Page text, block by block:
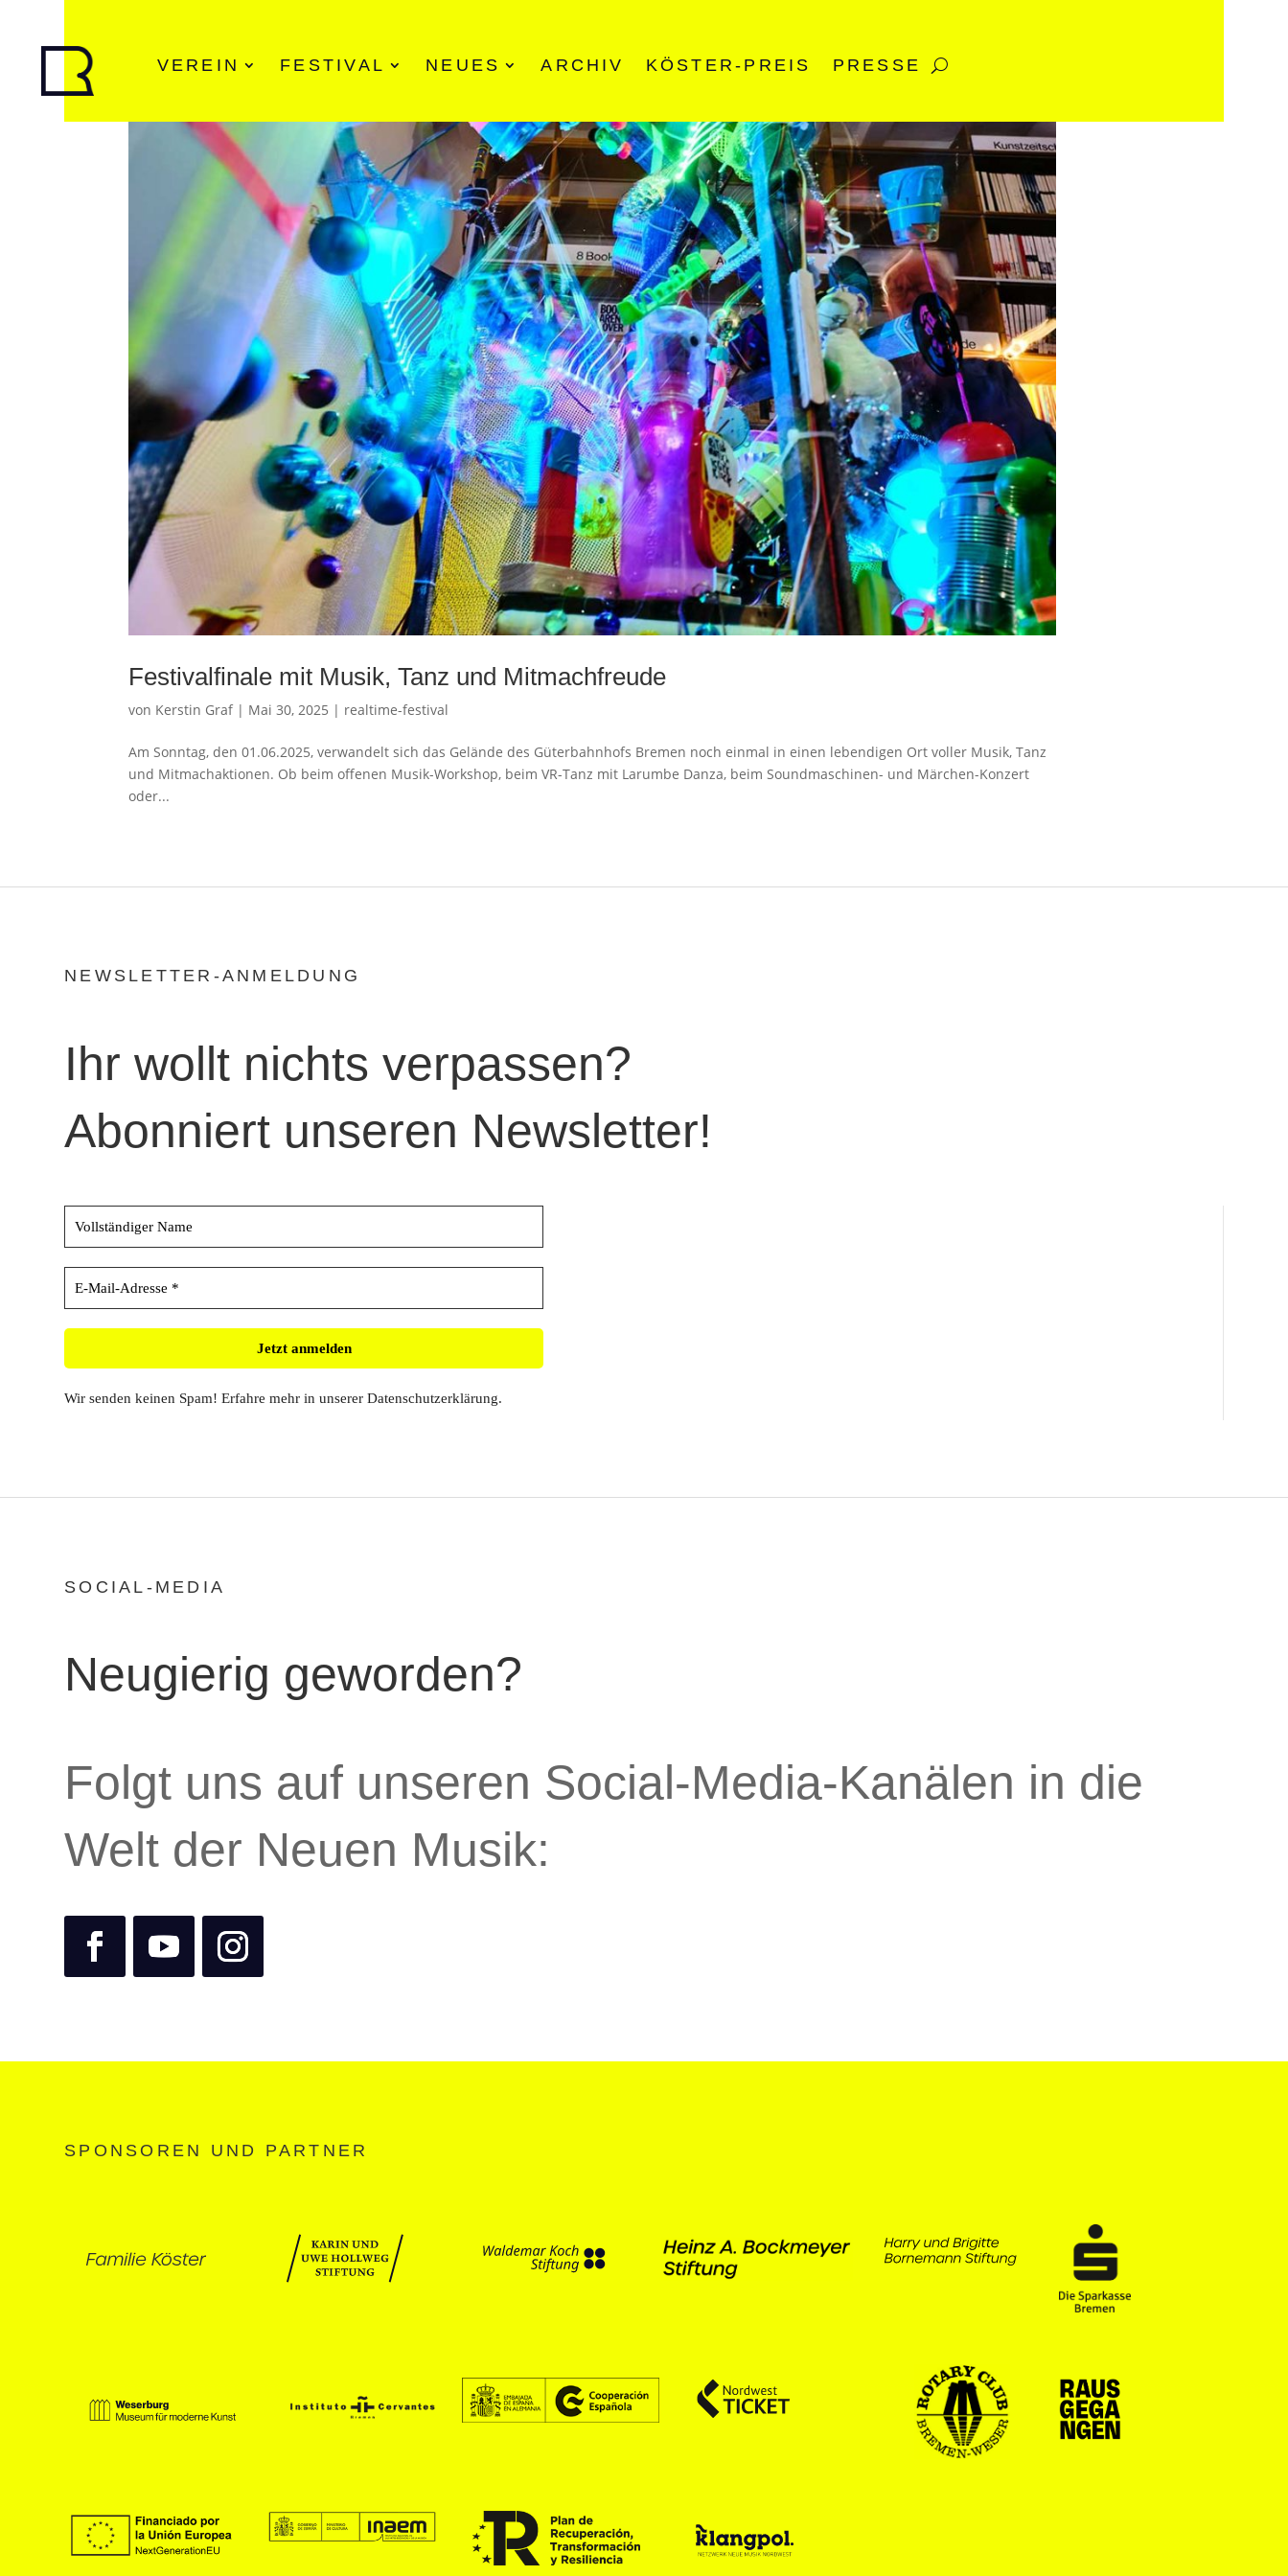
VEREIN FESTIVAL NEUES ARCHIV KÖSTER-PREIS PRESSE
Festivalfinale mit Musik, Tanz und Mitmachfreude
von Kerstin Graf| Mai 30, 2025 | realtime-festival
Am Sonntag, den 01.06.2025, verwandelt sich das Gelände des Güterbahnhofs Bremen noch einmal in einen lebendigen Ort voller Musik, Tanz
und Mitmachaktionen. Ob beim offenen Musik-Workshop, beim VR-Tanz mit Larumbe Danza, beim Soundmaschinen- und Märchen-Konzert
oder...
NEWSLETTER-ANMELDUNG
Ihr wollt nichts verpassen?
Abonniert unseren Newsletter!
Wir senden keinen Spam! Erfahre mehr in unsererDatenschutzerklärung.
SOCIAL-MEDIA
Neugierig geworden?
Folgt uns auf unseren Social-Media-Kanälen in die
Welt der Neuen Musik:
SPONSOREN UND PARTNER